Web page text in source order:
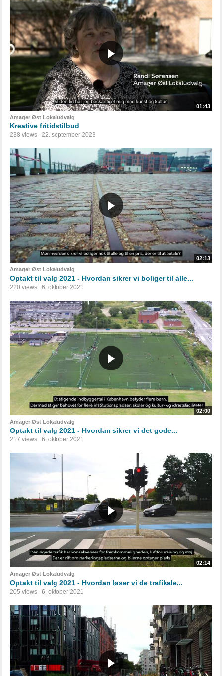
01:43
Amager Øst Lokaludvalg
Kreative fritidstilbud
238 views 22. september 2023
02:13
Amager Øst Lokaludvalg
Optakt til valg 2021 - Hvordan sikrer vi boliger til alle...
220 views 6. oktober 2021
02:00
Amager Øst Lokaludvalg
Optakt til valg 2021 - Hvordan sikrer vi det gode...
217 views 6. oktober 2021
02:14
Amager Øst Lokaludvalg
Optakt til valg 2021 - Hvordan løser vi de trafikale...
205 views 6. oktober 2021